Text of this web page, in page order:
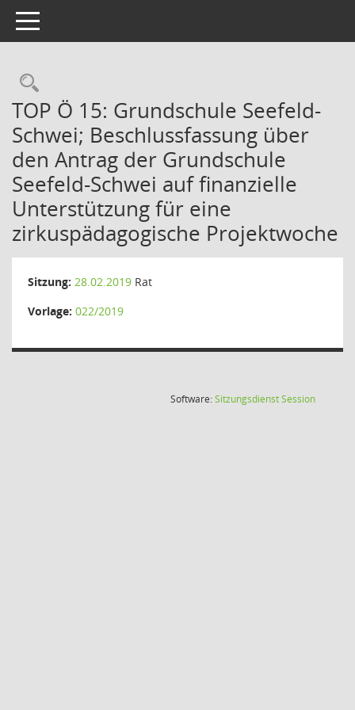
Toggle navigation
Rechercheauswahl
TOP Ö 15: Grundschule Seefeld-
Schwei; Beschlussfassung über
den Antrag der Grundschule
Seefeld-Schwei auf finanzielle
Unterstützung für eine
zirkuspädagogische Projektwoche
Sitzung: 28.02.2019 Rat
Vorlage: 022/2019
Software:SitzungsdienstSession(Wird in